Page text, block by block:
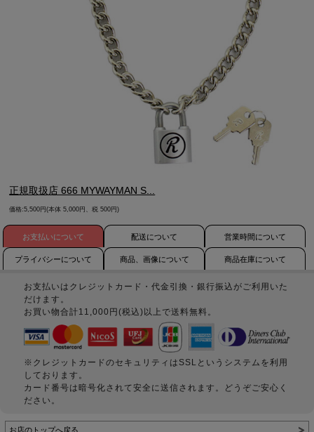
正規取扱店 666 MYWAYMAN S...
価格:5,500円(本体 5,000円、税 500円)
お支払いについて 配送について 営業時間について
プライバシーについて 商品、画像について 商品在庫について
お支払いはクレジットカード・代金引換・銀行振込がご利用いた
だけます。
お買い物合計11,000円(税込)以上で送料無料。
※クレジットカードのセキュリティはSSLというシステムを利用
しております。
カード番号は暗号化されて安全に送信されます。どうぞご安心く
ださい。
お店のトップへ戻る